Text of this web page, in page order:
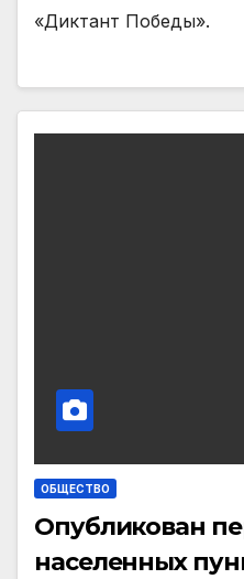
«Диктант Победы».
ОБЩЕСТВО
Опубликован
населенных